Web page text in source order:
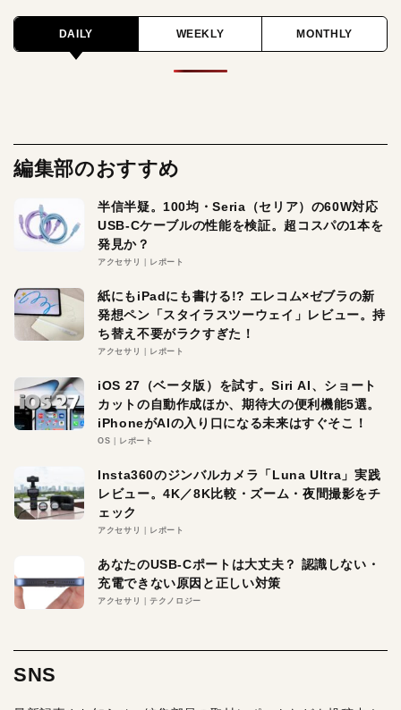
DAILY WEEKLY MONTHLY
編集部のおすすめ
半信半疑。100均・Seria（セリア）の60W対応
USB-Cケーブルの性能を検証。超コスパの1本を
発見か？
アクセサリ レポート
紙にもiPadにも書ける!? エレコム×ゼブラの新
発想ペン「スタイラスツーウェイ」レビュー。持
ち替え不要がラクすぎた！
アクセサリ レポート
iOS 27（ベータ版）を試す。Siri AI、ショート
カットの自動作成ほか、期待大の便利機能5選。
iPhoneがAIの入り口になる未来はすぐそこ！
OS レポート
Insta360のジンバルカメラ「Luna Ultra」実践
レビュー。4K／8K比較・ズーム・夜間撮影をチ
ェック
アクセサリ レポート
あなたのUSB-Cポートは大丈夫？ 認識しない・
充電できない原因と正しい対策
アクセサリ テクノロジー
SNS